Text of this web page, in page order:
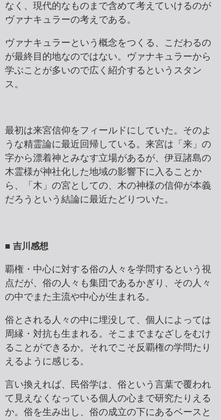
なく、現代的なものまで含めて考えていけるのが
ヴァナキュラーの考えである。
ヴァナキュラーという概念をつくる、こだわるの
が最終目的地なのではない。ヴァナキュラーから
学ぶことが多いので広く紹介するというスタン
ス。
最初は来宮信仰をフィールドにしていた。そのよ
うな精霊論に最近回帰している。来宮は「来」の
字から漂着神とみなす立場があるが、伊豆諸島の
木霊様が神社化した地域の影響下に入ることか
ら、「木」の宮としての、木の神様の信仰が本義
だろうという結論に最近たどりついた。
■ 吉川感想
覇権・中心に対する俗の人々を学問するという視
点だが、俗の人々も集団であるかぎり、その人々
の中でまた主流や中心が生まれる。
俗とされる人々の中に埋没して、個人によっては
周縁・対抗も生まれる。そこまでまなざしをむけ
ることができるか。それでこそ反覇権の学問たり
えるように感じる。
言い換えれば、民俗学は、俗という言葉で覆われ
て見えなくなっている個人の心まで研究たりえる
か。俗を生み出し、俗の成立の下にあるベースと